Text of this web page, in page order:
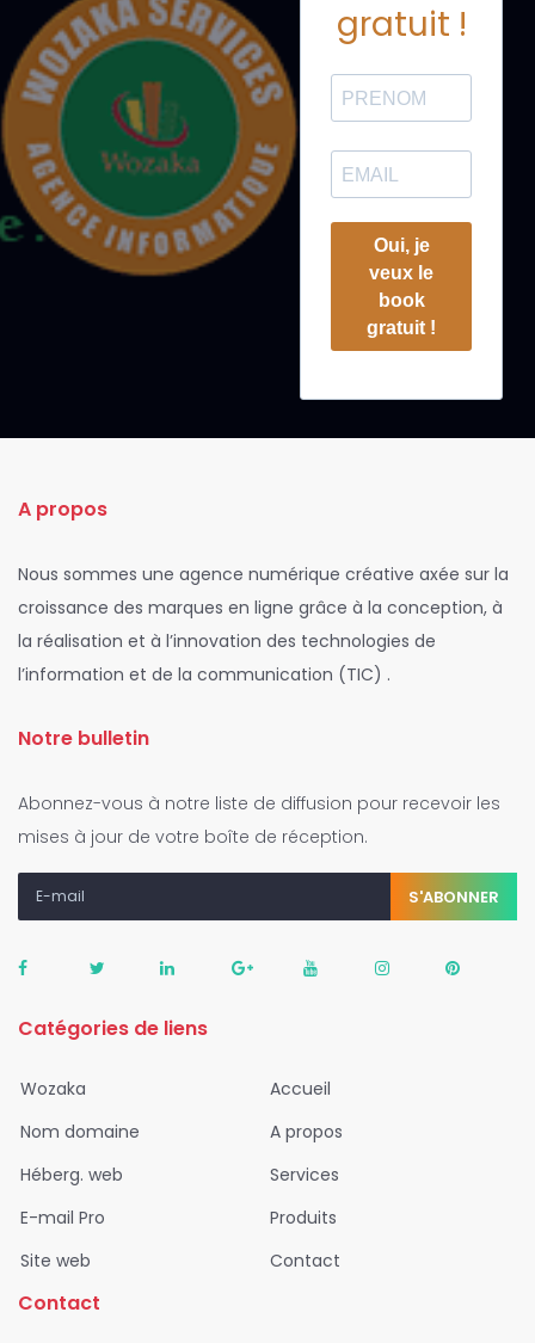
gratuit !
Oui, je
veux le
book
gratuit !
A propos
Nous sommes une agence numérique créative axée sur la
croissance des marques en ligne grâce à la conception, à
la réalisation et à l’innovation des technologies de
l’information et de la communication (TIC) .
Notre bulletin
Abonnez-vous à notre liste de diffusion pour recevoir les
mises à jour de votre boîte de réception.
S'ABONNER
Catégories de liens
Wozaka
Accueil
Nom domaine
A propos
Héberg. web
Services
E-mail Pro
Produits
Site web
Contact
Contact